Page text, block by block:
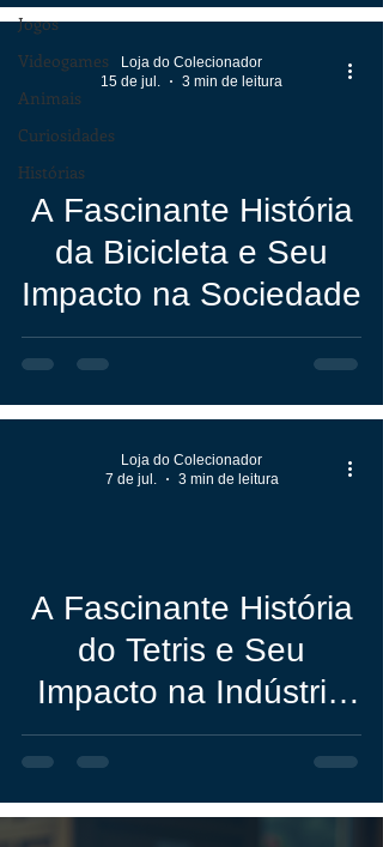
Jogos
Videogames
Animais
Curiosidades
Histórias
Lovelace
A Fascinante História
da Bicicleta e Seu
Impacto na Sociedade
Loja do Colecionador
15 de jul.
3 min de leitura
A Fascinante História
do Tetris e Seu
Impacto na Indústria
dos Videogames
Loja do Colecionador
7 de jul.
3 min de leitura